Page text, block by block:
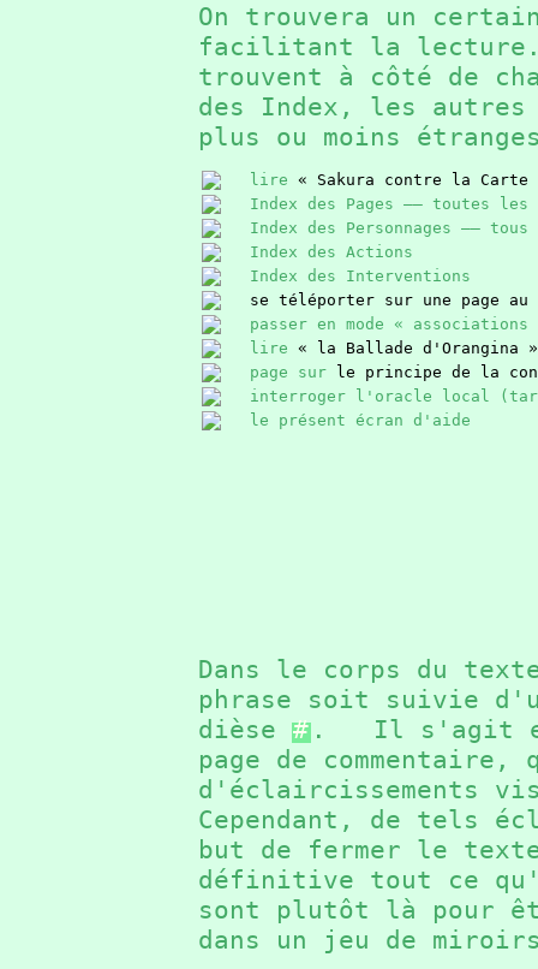
On trouvera un
facilitant la lecture.
trouvent à côté de
des Index, les autres
plus ou moins
lire « Sakura contre la Carte
Index des Pages —— toutes
Index des Personnages ——
Index des Actions
Index des Interventions
se téléporter sur une page au
passer en mode « associations
lire « la Ballade d'Orangina »
page sur
le principe de la
interroger l'oracle local
le présent écran d'aide
Dans le corps du
phrase soit suivie
dièse #. Il s'agit en
page de commentaire,
d'éclaircissements
Cependant, de tels
but de fermer le
définitive tout ce
sont plutôt là pour
dans un jeu de